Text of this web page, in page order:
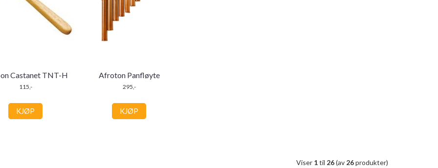
Castanet TNT-H
115,-
KJØP
Afroton Panfløyte
295,-
KJØP
Viser 1til 26(av 26produkter)